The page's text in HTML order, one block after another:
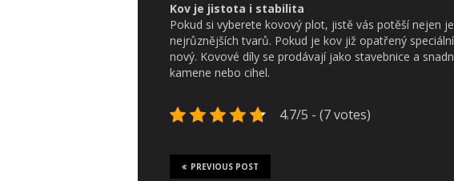
Kov je jistota i stabilita
Pokud si vyberete kovový plot, jistě vás potěší nejen
nejrůznějších tvarů. Pokud je kov již opatřený
nový. Kovové díly se prodávají jako stavebnice a
kamene nebo cihel.
4.7/5 - (7 votes)
PREVIOUS POST